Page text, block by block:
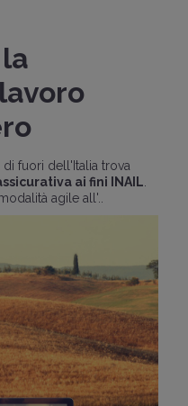
fuori dell'Italia trova
ai fini INAIL
agile all'..